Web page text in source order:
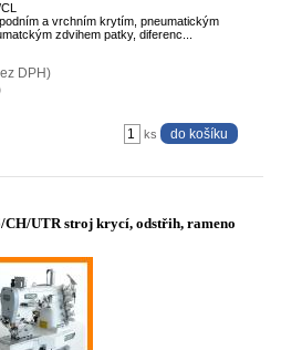
a vrchním krytím, pneumatickým
zdvihem patky, diferenc...
DPH)
ks
CH/UTR stroj krycí, odstřih, rameno